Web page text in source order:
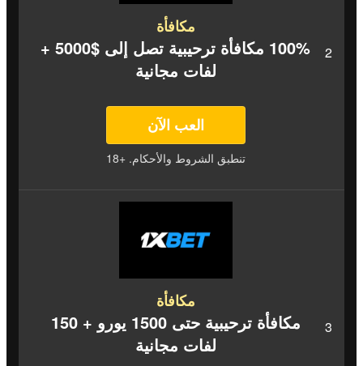
مكافأة
100% مكافأة ترحيبية تصل إلى $5000 +
لفات مجانية
العب الآن
تنطبق الشروط والأحكام. +18
مكافأة
مكافأة ترحيبية حتى 1500 يورو + 150
لفات مجانية